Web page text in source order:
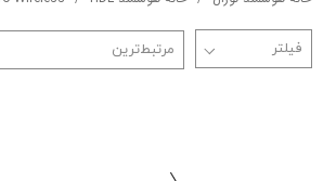
خروج از حساب کاربری
مرتبط‌ترین